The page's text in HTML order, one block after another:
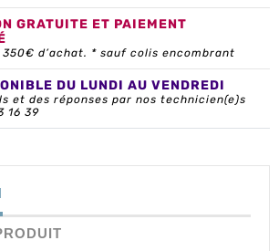
GRATUITE ET PAIEMENT
d’achat. * sauf colis encombrant
DU LUNDI AU VENDREDI
et des réponses par nos technicien(e)s
16 39